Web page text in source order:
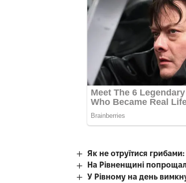
Як не отруїтися
На Рівненщині
У Рівному на день